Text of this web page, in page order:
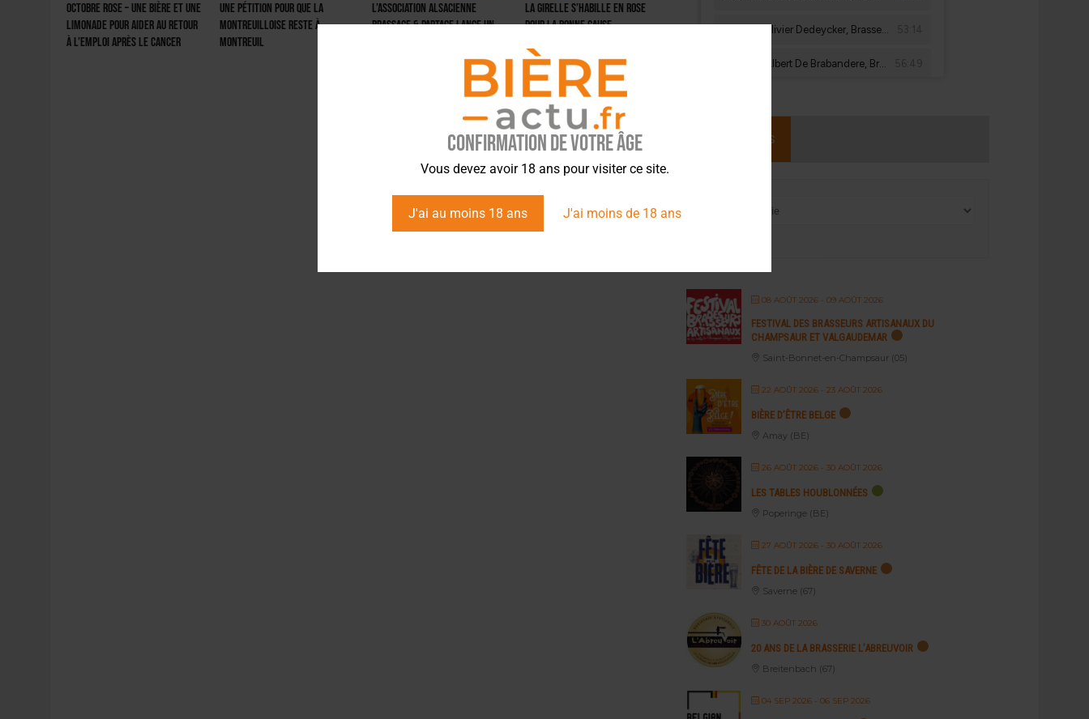
Confirmation de votre âge
Vous devez avoir 18 ans pour visiter ce site.
J'ai au moins 18 ans J'ai moins de 18 ans
Octobre rose – Une bière et une
limonade pour aider au retour
à l’emploi après le cancer
Une pétition pour que la
Montreuilloise reste à
Montreuil
L’association alsacienne
Brassage & Partage lance un
La Girelle s’habille en rose
pour la bonne cause
ÉVÉNEMENTS
08 AOÛT 2026 - 09 AOÛT 2026
FESTIVAL DES BRASSEURS ARTISANAUX DU
CHAMPSAUR ET VALGAUDEMAR
Saint-Bonnet-en-Champsaur (05)
22 AOÛT 2026 - 23 AOÛT 2026
BIÈRE D’ÊTRE BELGE
Amay (BE)
26 AOÛT 2026 - 30 AOÛT 2026
LES TABLES HOUBLONNÉES
Poperinge (BE)
27 AOÛT 2026 - 30 AOÛT 2026
FÊTE DE LA BIÈRE DE SAVERNE
Saverne (67)
30 AOÛT 2026
20 ANS DE LA BRASSERIE L’ABREUVOIR
Breitenbach (67)
04 SEP 2026 - 06 SEP 2026